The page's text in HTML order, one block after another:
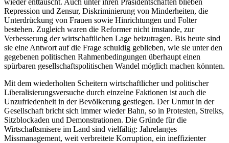
wieder enttäuscht. Auch unter ihren Präsidentschaften blieben
Repres­sion und Zensur, Diskriminierung von Minderheiten, die
Unterdrückung von Frauen sowie Hinrichtungen und Folter
bestehen. Zugleich waren die Reformer nicht imstande, zur
Verbesserung der wirtschaftlichen Lage beizutragen. Bis heute sind
sie eine Ant­wort auf die Frage schuldig geblieben, wie sie unter den
gegebe­nen politischen Rahmenbedingungen über­haupt einen
spürbaren gesellschaftspolitischen Wan­del möglich machen könnten.
Mit dem wiederholten Scheitern wirtschaftlicher und politischer
Liberalisierungsversuche durch ein­zelne Faktionen ist auch die
Unzufriedenheit in der Bevölkerung gestiegen. Der Unmut in der
Gesellschaft bricht sich immer wieder Bahn, so in Protesten, Streiks,
Sitzblockaden und Demonstrationen. Die Gründe für die
Wirtschaftsmisere im Land sind viel­fältig: Jahre­langes
Missmanagement, weit verbreitete Korruption, ein ineffizienter